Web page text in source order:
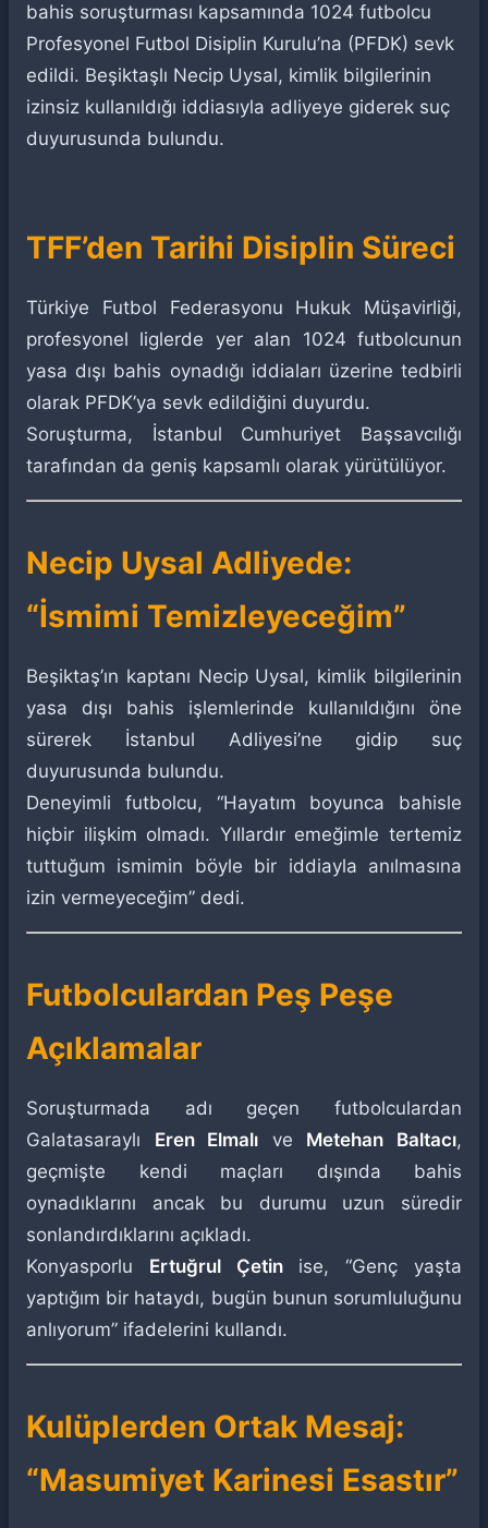
bahis soruşturması kapsamında 1024 futbolcu
Profesyonel Futbol Disiplin Kurulu’na (PFDK) sevk
edildi. Beşiktaşlı Necip Uysal, kimlik bilgilerinin
izinsiz kullanıldığı iddiasıyla adliyeye giderek suç
duyurusunda bulundu.
TFF’den Tarihi Disiplin Süreci
Türkiye Futbol Federasyonu Hukuk Müşavirliği,
profesyonel liglerde yer alan 1024 futbolcunun
yasa dışı bahis oynadığı iddiaları üzerine tedbirli
olarak PFDK’ya sevk edildiğini duyurdu.
Soruşturma, İstanbul Cumhuriyet Başsavcılığı
tarafından da geniş kapsamlı olarak yürütülüyor.
Necip Uysal Adliyede:
“İsmimi Temizleyeceğim”
Beşiktaş’ın kaptanı Necip Uysal, kimlik bilgilerinin
yasa dışı bahis işlemlerinde kullanıldığını öne
sürerek İstanbul Adliyesi’ne gidip suç
duyurusunda bulundu.
Deneyimli futbolcu, “Hayatım boyunca bahisle
hiçbir ilişkim olmadı. Yıllardır emeğimle tertemiz
tuttuğum ismimin böyle bir iddiayla anılmasına
izin vermeyeceğim” dedi.
Futbolculardan Peş Peşe
Açıklamalar
Soruşturmada adı geçen futbolculardan
Galatasaraylı Eren Elmalı ve Metehan Baltacı,
geçmişte kendi maçları dışında bahis
oynadıklarını ancak bu durumu uzun süredir
sonlandırdıklarını açıkladı.
Konyasporlu Ertuğrul Çetinise, “Genç yaşta
yaptığım bir hataydı, bugün bunun sorumluluğunu
anlıyorum” ifadelerini kullandı.
Kulüplerden Ortak Mesaj:
“Masumiyet Karinesi Esastır”